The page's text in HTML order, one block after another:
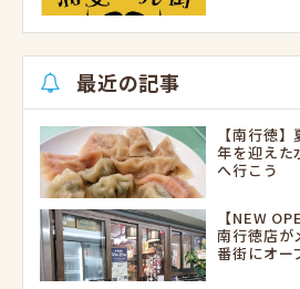
最近の記事
【南行徳
年を迎えた
へ行こう
【NEW
南行徳店が
番街にオー